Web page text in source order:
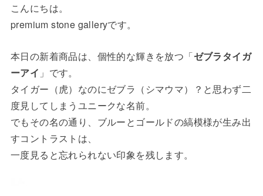
こんにちは。
premium stone galleryです。
本日の新着商品は、個性的な輝きを放つ「ゼブラタイガ
ーアイ 」です。
タイガー（虎）なのにゼブラ（シマウマ）？と思わず二
度見してしまうユニークな名前。
でもその名の通り、ブルーとゴールドの縞模様が生み出
すコントラストは、
一度見ると忘れられない印象を残します。